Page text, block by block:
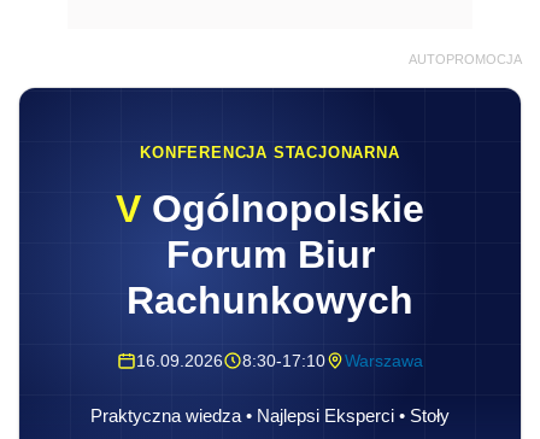
AUTOPROMOCJA
KONFERENCJA STACJONARNA
V Ogólnopolskie
Forum Biur
Rachunkowych
16.09.2026 8:30-17:10 Warszawa
Praktyczna wiedza • Najlepsi Eksperci • Stoły